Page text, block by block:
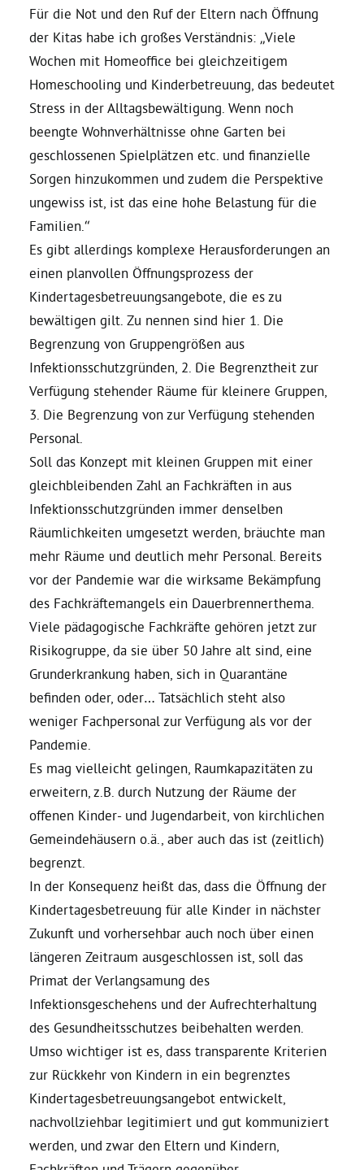
Kontakt
Für die Not und den Ruf der Eltern nach Öffnung
der Kitas habe ich großes Verständnis: „Viele
Wochen mit Homeoffice bei gleichzeitigem
Homeschooling und Kinderbetreuung, das bedeutet
Stress in der Alltagsbewältigung. Wenn noch
beengte Wohnverhältnisse ohne Garten bei
geschlossenen Spielplätzen etc. und finanzielle
Sorgen hinzukommen und zudem die Perspektive
ungewiss ist, ist das eine hohe Belastung für die
Familien.“
Es gibt allerdings komplexe Herausforderungen an
einen planvollen Öffnungsprozess der
Kindertagesbetreuungsangebote, die es zu
bewältigen gilt. Zu nennen sind hier 1. Die
Begrenzung von Gruppengrößen aus
Infektionsschutzgründen, 2. Die Begrenztheit zur
Verfügung stehender Räume für kleinere Gruppen,
3. Die Begrenzung von zur Verfügung stehenden
Personal.
Soll das Konzept mit kleinen Gruppen mit einer
gleichbleibenden Zahl an Fachkräften in aus
Infektionsschutzgründen immer denselben
Räumlichkeiten umgesetzt werden, bräuchte man
mehr Räume und deutlich mehr Personal. Bereits
vor der Pandemie war die wirksame Bekämpfung
des Fachkräftemangels ein Dauerbrennerthema.
Viele pädagogische Fachkräfte gehören jetzt zur
Risikogruppe, da sie über 50 Jahre alt sind, eine
Grunderkrankung haben, sich in Quarantäne
befinden oder, oder… Tatsächlich steht also
weniger Fachpersonal zur Verfügung als vor der
Pandemie.
Es mag vielleicht gelingen, Raumkapazitäten zu
erweitern, z.B. durch Nutzung der Räume der
offenen Kinder- und Jugendarbeit, von kirchlichen
Gemeindehäusern o.ä., aber auch das ist (zeitlich)
begrenzt.
In der Konsequenz heißt das, dass die Öffnung der
Kindertagesbetreuung für alle Kinder in nächster
Zukunft und vorhersehbar auch noch über einen
längeren Zeitraum ausgeschlossen ist, soll das
Primat der Verlangsamung des
Infektionsgeschehens und der Aufrechterhaltung
des Gesundheitsschutzes beibehalten werden.
Umso wichtiger ist es, dass transparente Kriterien
zur Rückkehr von Kindern in ein begrenztes
Kindertagesbetreuungsangebot entwickelt,
nachvollziehbar legitimiert und gut kommuniziert
werden, und zwar den Eltern und Kindern,